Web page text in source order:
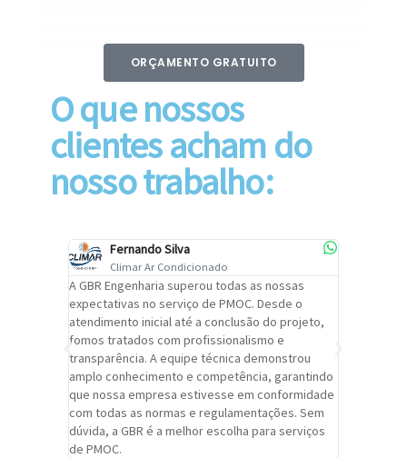
ORÇAMENTO GRATUITO
O que nossos
clientes acham do
nosso trabalho:
Fernando Silva
Climar Ar Condicionado
A GBR Engenharia superou todas as nossas
expectativas no serviço de PMOC. Desde o
atendimento inicial até a conclusão do projeto,
fomos tratados com profissionalismo e
transparência. A equipe técnica demonstrou
amplo conhecimento e competência, garantindo
que nossa empresa estivesse em conformidade
com todas as normas e regulamentações. Sem
dúvida, a GBR é a melhor escolha para serviços
de PMOC.